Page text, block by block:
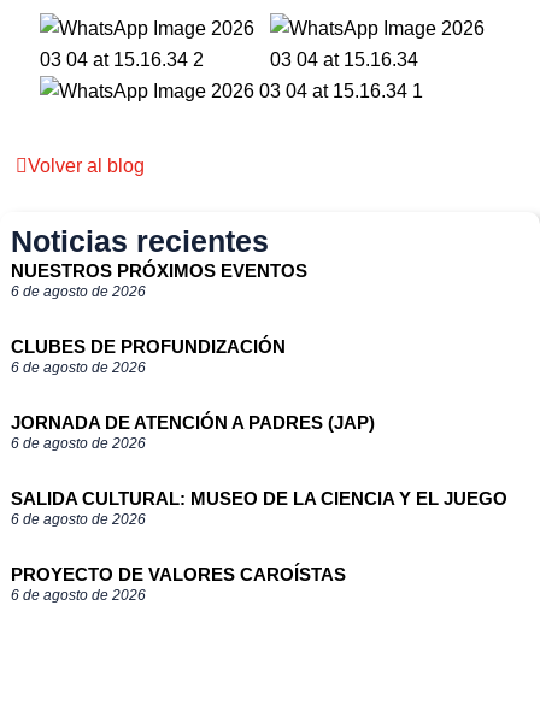
Noticias recientes
NUESTROS PRÓXIMOS EVENTOS
6 de agosto de 2026
CLUBES DE PROFUNDIZACIÓN
6 de agosto de 2026
JORNADA DE ATENCIÓN A PADRES (JAP)
6 de agosto de 2026
SALIDA CULTURAL: MUSEO DE LA CIENCIA Y EL JUEGO
6 de agosto de 2026
PROYECTO DE VALORES CAROÍSTAS
6 de agosto de 2026
Volver al blog